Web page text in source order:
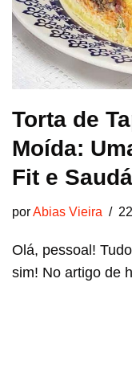
Torta de
Moída:
Fit e
porAbias Vieira
Olá, pessoal!
sim! No artigo de